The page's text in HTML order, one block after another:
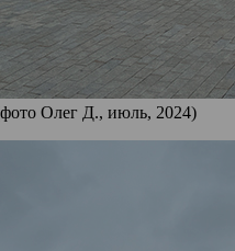
Олег Д., июль, 2024)